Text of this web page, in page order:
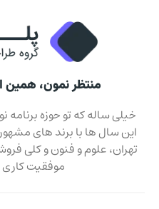
منتظر نمون، همین
خیلی ساله که تو حوزه
این سال ها با برند های
تهران، علوم و فنون و کلی
موفقیت